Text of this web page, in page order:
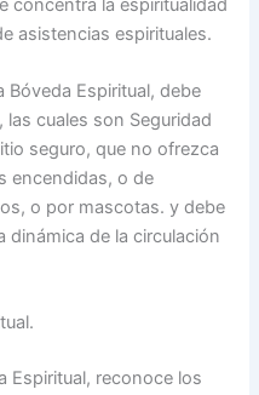
concentra la espiritualidad
asistencias espirituales.
Bóveda Espiritual, debe
cuales son Seguridad
seguro, que no ofrezca
encendidas, o de
o por mascotas. y debe
dinámica de la circulación
Espiritual, reconoce los